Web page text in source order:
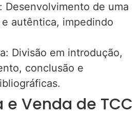
Desenvolvimento de uma
autêntica, impedindo
Divisão em introdução,
conclusão e
Venda de TCC